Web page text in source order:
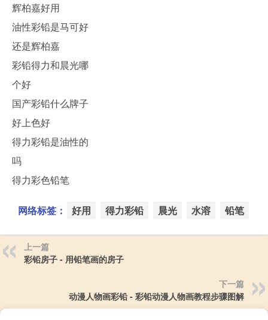
辉柏嘉好用
油性彩铅是马可好
还是辉柏嘉
彩铅得力和晨光哪
个好
国产彩铅什么牌子
好上色好
得力彩铅是油性的
吗
得力彩色铅笔
网络标签： 好用 得力彩铅 晨光 水溶 铅笔
上一篇
彩铅房子 - 用铅笔画的房子
下一篇
动漫人物画彩铅 - 彩铅动漫人物画教程步骤图解